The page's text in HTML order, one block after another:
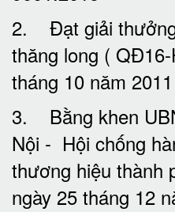
2. Đạt giải
thăng long (
tháng 10 năm 2011
3. Bằng khen
Nội - Hội chống
thương hiệu thành
ngày 25 tháng 12